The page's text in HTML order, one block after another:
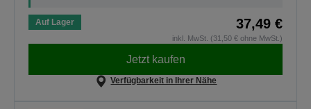
Auf Lager 37,49 €
inkl. MwSt. (31,50 € ohne MwSt.)
Jetzt kaufen
Verfügbarkeit in Ihrer Nähe